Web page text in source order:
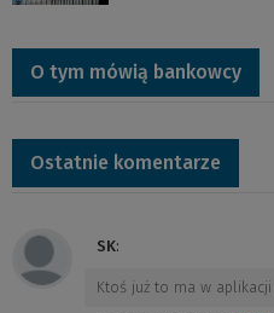
O tym mówią bankowcy
Ostatnie komentarze
SK:
Ktoś już to ma w aplikacji